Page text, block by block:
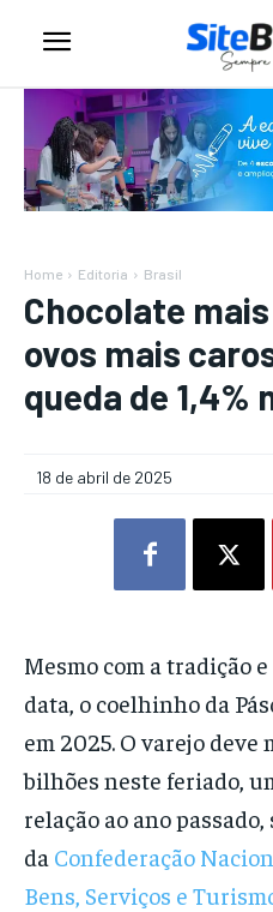
Home Editoria Brasil
Chocolate mais
ovos mais
queda de 1,4%
18 de abril de 2025
Mesmo com a tradição
data, o coelhinho da
em 2025. O varejo deve
bilhões neste feriado,
relação ao ano
da Confederação
Bens, Serviços e